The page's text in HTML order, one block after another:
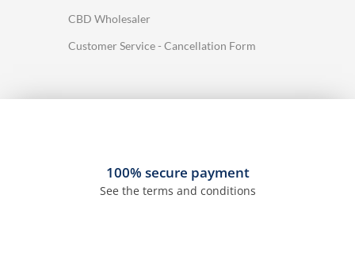
CBD Wholesaler
Customer Service - Cancellation Form
100% secure payment
See the terms and conditions